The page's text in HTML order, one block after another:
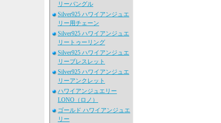
リーバングル
Silver925 ハワイアンジュエ
リー用チェーン
Silver925 ハワイアンジュエ
リートゥーリング
Silver925 ハワイアンジュエ
リーブレスレット
Silver925 ハワイアンジュエ
リーアンクレット
ハワイアンジュエリー
LONO（ロノ）
ゴールド ハワイアンジュエ
リー